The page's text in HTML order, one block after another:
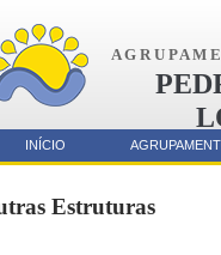
A G R U P A M
Estruturas
INÍCIO